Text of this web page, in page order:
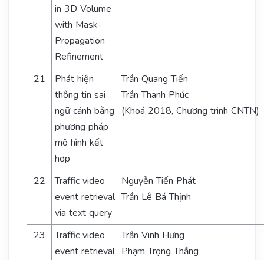
in 3D Volume
with Mask-
Propagation
Refinement
21
Phát hiện
thông tin sai
ngữ cảnh bằng
phương pháp
mô hình kết
hợp
Trần Quang Tiến
Trần Thanh Phúc
(Khoá 2018, Chương trình CNTN)
22
Traffic video
event retrieval
via text query
Nguyễn Tiến Phát
Trần Lê Bá Thịnh
23
Traffic video
event retrieval
Trần Vinh Hưng
Phạm Trọng Thắng